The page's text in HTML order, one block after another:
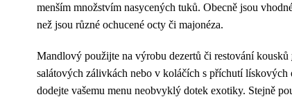
menším množstvím nasycených tuků. Obecně jsou
než jsou různé ochucené octy či majonéza.
Mandlový použijte na výrobu dezertů či restování kousků
salátových zálivkách nebo v koláčích s příchutí
dodejte vašemu menu neobvyklý dotek exotiky. Stejně